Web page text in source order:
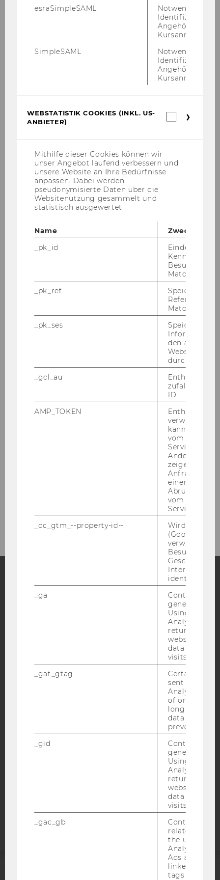
Liste aller Pu­bli­ka­tio­nen
Lehr­ver­an­stal­tun­gen
Sie er­rei­chen die ak­tu­ell ab­ge­hal­te­nen Lehr­ver­
an­stal­tun­gen von Alex­an­der Kai­ser unter fol­
WU Vorlesungsverzeichnis
Abteilung für Wissensmanagement
Forschung
Beratung und Praxisprojekte
Publikationen
a.o. Univ.-Prof. Dr. Alexander Kaiser
Blog
Bluesky
BARRIEREFREIHEITSERKLÄRUNG WEBSEITE
DATENSCHUTZERKLÄRUNG SOCIAL MEDIA
STUDIENBEWERBER*INNEN UND STUDIERENDE
Barrierefreiheitserklärung
Webseite
esraSimpleSAML
Notwendig zur
Identifizierung
Angehörige/r für
Kursanmeldung.
SimpleSAML
Notwendig zur
Identifizierung
Angehörige/r für
Kursanmeldung.
WEBSTATISTIK COOKIES (INKL. US-
ANBIETER)
Mithilfe dieser Cookies können wir
unser Angebot laufend verbessern und
unsere Website an Ihre Bedürfnisse
anpassen. Dabei werden
pseudonymisierte Daten über die
Websitenutzung gesammelt und
statistisch ausgewertet.
Name
Zweck
_pk_id
Eindeutige
Besuchers
Matomo.
_pk_ref
Speicherung
Referrers
Matomo.
_pk_ses
Speicherung
den aktuellen
durch
_gcl_au
Enthält eine
ID.
AMP_TOKEN
Enthält ein
verwendet
kann, um
vom AMP-
Service
Andere
zeigen Opt-
Anfrage im
einen Fehler
Abrufen
vom AMP
Service an.
_dc_gtm_--property-id--
Wird von
(Google Tag
verwendet,
Besucher
Geschlecht
Interessen zu
identifizieren.
_ga
Contains a
generated
Using this
Analytics can
returning
website and
data from
visits.
_gat_gtag
Certain data
sent to
Analytics a
of once per
long as it is
data
prevented.
_gid
Contains a
generated
Using this
Analytics can
returning
website and
data from
visits.
_gac_gb
Contains
related
the user. If
Analytics and
Ads accounts
linked, the
tags on the